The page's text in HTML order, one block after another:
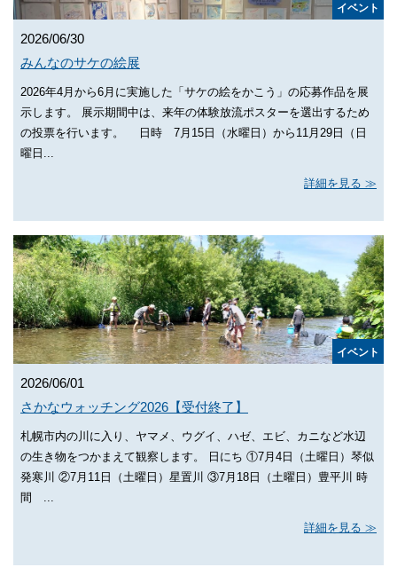
イベント
2026/06/30
みんなのサケの絵展
2026年4月から6月に実施した「サケの絵をかこう」の応募作品を展
示します。 展示期間中は、来年の体験放流ポスターを選出するため
の投票を行います。 日時 7月15日（水曜日）から11月29日（日
曜日...
詳細を見る
イベント
2026/06/01
さかなウォッチング2026【受付終了】
札幌市内の川に入り、ヤマメ、ウグイ、ハゼ、エビ、カニなど水辺
の生き物をつかまえて観察します。 日にち ①7月4日（土曜日）琴似
発寒川 ②7月11日（土曜日）星置川 ③7月18日（土曜日）豊平川 時
間 ...
詳細を見る